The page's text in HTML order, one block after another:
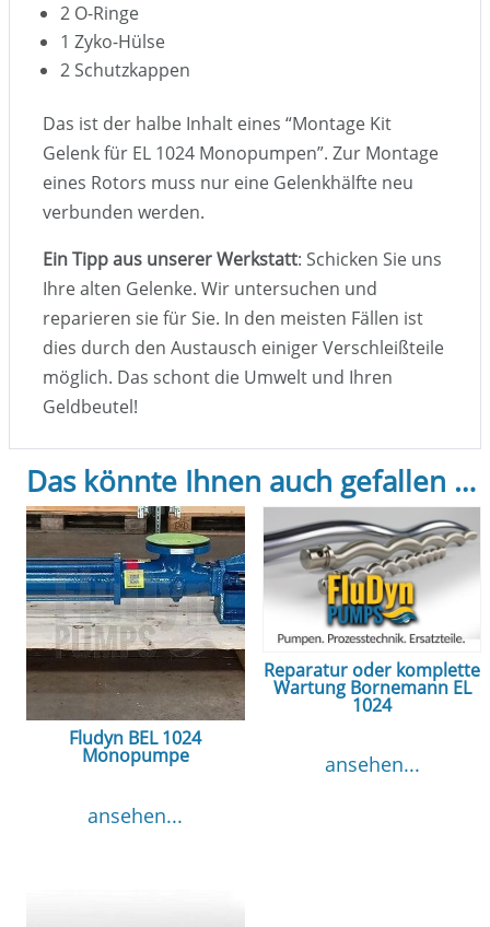
2 O-Ringe
1 Zyko-Hülse
2 Schutzkappen
Das ist der halbe Inhalt eines “Montage Kit
Gelenk für EL 1024 Monopumpen”. Zur Montage
eines Rotors muss nur eine Gelenkhälfte neu
verbunden werden.
Ein Tipp aus unserer Werkstatt: Schicken Sie uns
Ihre alten Gelenke. Wir untersuchen und
reparieren sie für Sie. In den meisten Fällen ist
dies durch den Austausch einiger Verschleißteile
möglich. Das schont die Umwelt und Ihren
Geldbeutel!
Das könnte Ihnen auch gefallen …
Fludyn BEL 1024
Monopumpe
ansehen...
Reparatur oder komplette
Wartung Bornemann EL
1024
ansehen...